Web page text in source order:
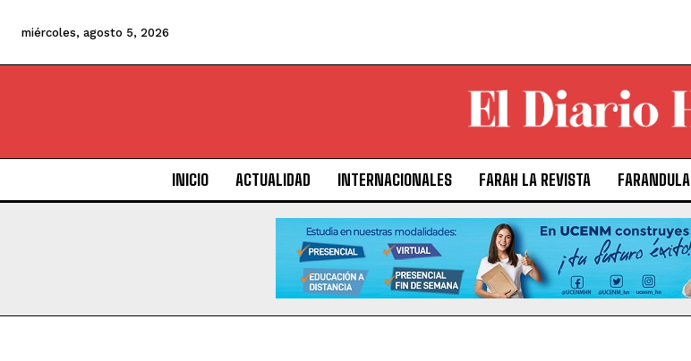
miércoles, agosto 5, 2026
INICIO ACTUALIDAD INTERNACIONALES FARAH LA REVISTA FARANDULA